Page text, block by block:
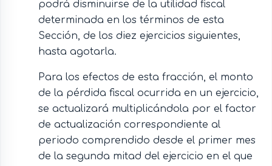
podrá disminuirse de la utilidad fiscal
determinada en los términos de esta
Sección, de los diez ejercicios siguientes,
hasta agotarla.
Para los efectos de esta fracción, el monto
de la pérdida fiscal ocurrida en un ejercicio,
se actualizará multiplicándola por el factor
de actualización correspondiente al
periodo comprendido desde el primer mes
de la segunda mitad del ejercicio en el que